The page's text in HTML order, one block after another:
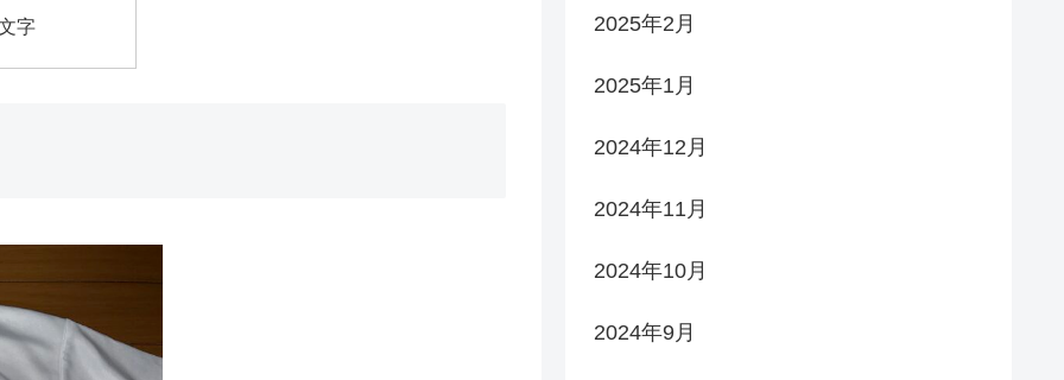
字
2025年2月
2025年1月
2024年12月
2024年11月
2024年10月
2024年9月